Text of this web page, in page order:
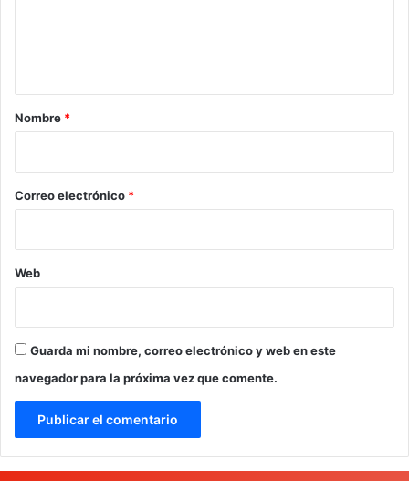
r
*
Nombre *
Correo electrónico *
Web
Guarda mi nombre, correo electrónico y web en este
navegador para la próxima vez que comente.